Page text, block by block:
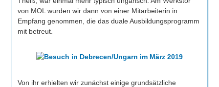
von MOL wurden wir dann von einer Mitarbeiterin in
Empfang genommen, die das duale Ausbildungsprogramm
mit betreut.
Von ihr erhielten wir zunächst einige grundsätzliche